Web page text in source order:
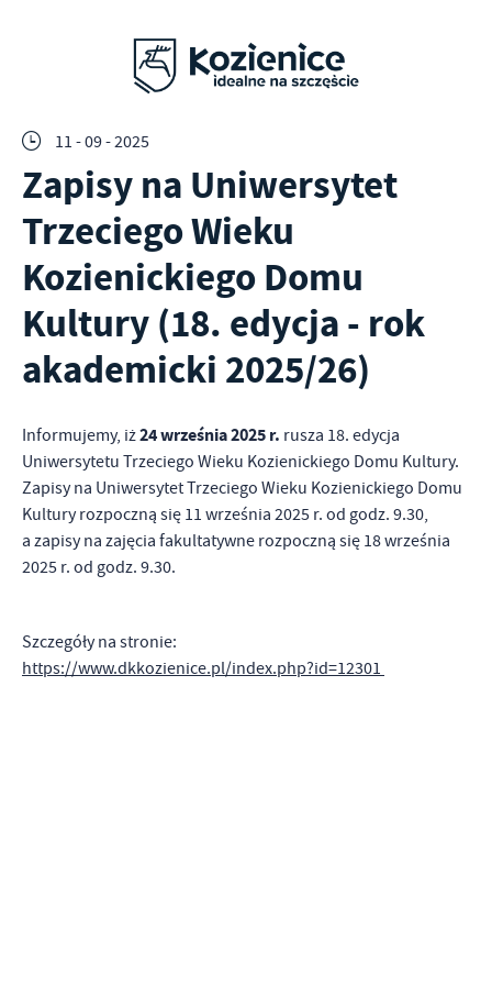
11 - 09 - 2025
Zapisy na Uniwersytet
Trzeciego Wieku
Kozienickiego Domu
Kultury (18. edycja - rok
akademicki 2025/26)
Informujemy, iż24 września 2025 r. rusza 18. edycja
Uniwersytetu Trzeciego Wieku Kozienickiego Domu Kultury.
Zapisy na Uniwersytet Trzeciego Wieku Kozienickiego Domu
Kultury rozpoczną się 11 września 2025 r. od godz. 9.30,
a zapisy na zajęcia fakultatywne rozpoczną się 18 września
2025 r. od godz. 9.30.
Szczegóły na stronie:
https://www.dkkozienice.pl/index.php?id=12301